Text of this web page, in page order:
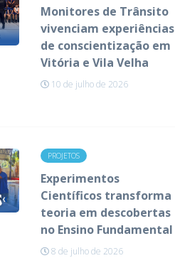
Monitores de Trânsito
vivenciam experiências
de conscientização em
Vitória e Vila Velha
10 de julho de 2026
PROJETOS
Experimentos
Científicos transforma
teoria em descobertas
no Ensino Fundamental
8 de julho de 2026